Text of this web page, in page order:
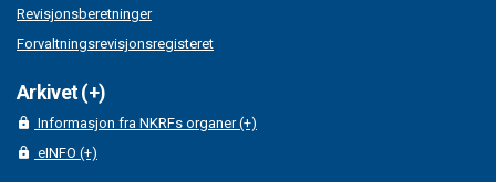
Revisjonsberetninger
Forvaltningsrevisjonsregisteret
Arkivet (+)
Informasjon fra NKRFs organer (+)
eINFO (+)